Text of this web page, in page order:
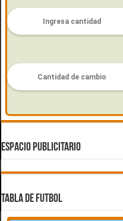
ESPACIO PUBLICITARIO
TABLA DE FUTBOL